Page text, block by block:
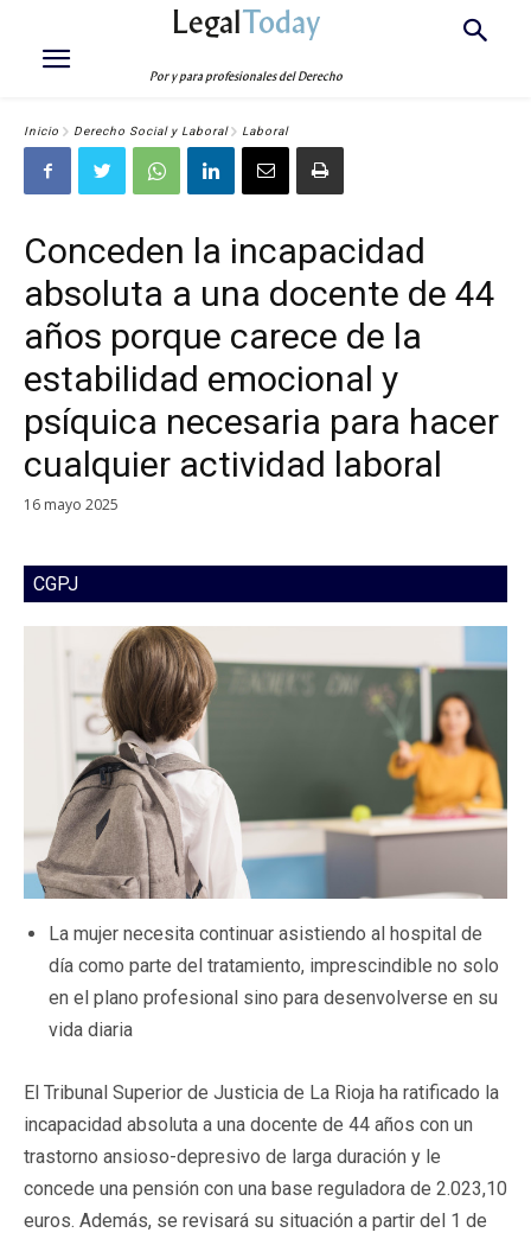
LegalToday
Por y para profesionales del Derecho
Inicio Derecho Social y Laboral Laboral
Conceden la incapacidad
absoluta a una docente de 44
años porque carece de la
estabilidad emocional y
psíquica necesaria para hacer
cualquier actividad laboral
16 mayo 2025
CGPJ
La mujer necesita continuar asistiendo al hospital de
día como parte del tratamiento, imprescindible no solo
en el plano profesional sino para desenvolverse en su
vida diaria
El Tribunal Superior de Justicia de La Rioja ha ratificado la
incapacidad absoluta a una docente de 44 años con un
trastorno ansioso-depresivo de larga duración y le
concede una pensión con una base reguladora de 2.023,10
euros. Además, se revisará su situación a partir del 1 de